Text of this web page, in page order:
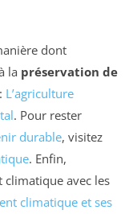
dont
la préservation de
L’agriculture
. Pour rester
durable, visitez
. Enfin,
climatique avec les
climatique et ses